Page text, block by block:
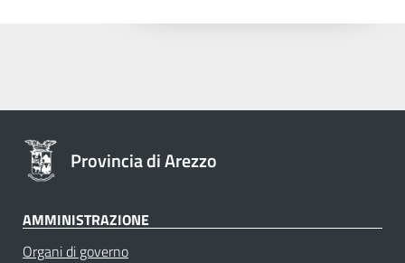
Provincia di Arezzo
AMMINISTRAZIONE
Organi di governo